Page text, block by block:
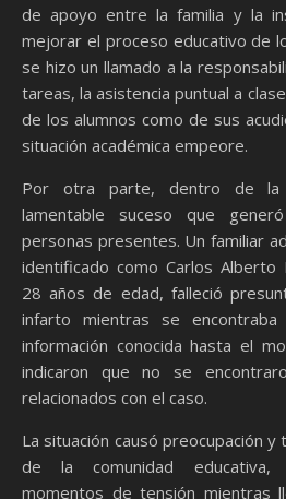
de apoyo entre la familia y la
mejorar el proceso educativo de
se hizo un llamado a la
tareas, la asistencia puntual a
de los alumnos como de sus
situación académica empeore.
Por otra parte, dentro de la
lamentable suceso que
personas presentes. Un familiar
identificado como Carlos Alberto
28 años de edad, falleció
infarto mientras se
información conocida hasta el
indicaron que no se
relacionados con el caso.
La situación causó preocupación
de la comunidad educativa,
momentos de tensión mientras